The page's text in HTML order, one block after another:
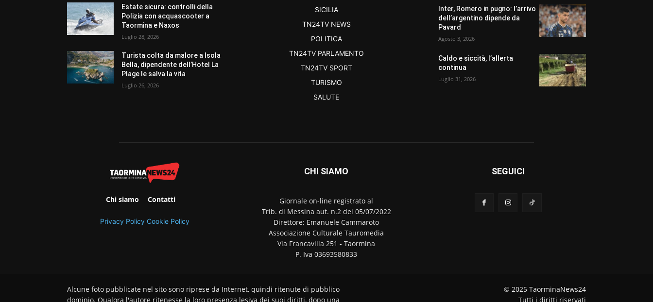
Estate sicura: controlli della
Polizia con acquascooter a
Taormina e Naxos
Luglio 28, 2026
Turista colta da malore a Isola
Bella, dipendente dell’Hotel La
Plage le salva la vita
Luglio 26, 2026
SICILIA
TN24TV NEWS
POLITICA
TN24TV PARLAMENTO
TN24TV SPORT
TURISMO
SALUTE
Inter, Romero in pugno: l’arrivo
dell’argentino dipende da
Pavard
Agosto 3, 2026
Caldo e siccità, l’allerta
continua
Luglio 31, 2026
Chi siamo Contatti
Privacy Policy Cookie Policy
CHI SIAMO
Giornale on-line registrato al
Trib. di Messina aut. n.2 del 05/07/2022
Direttore: Emanuele Cammaroto
Associazione Culturale Tauromedia
Via Francavilla 251 - Taormina
P. Iva 03693580833
SEGUICI
Alcune foto pubblicate nel sito sono riprese da Internet, quindi ritenute di pubblico
dominio. Qualora l'autore ritenesse la loro presenza lesiva dei suoi diritti, dopo una
© 2025 TaorminaNews24
Tutti i diritti riservati